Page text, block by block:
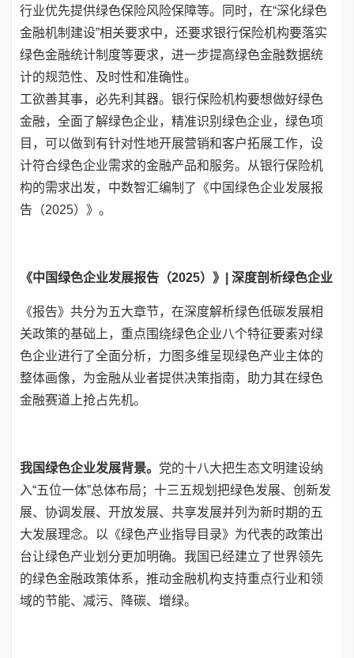
行业优先提供绿色保险风险保障等。同时，在“深化绿色
金融机制建设”相关要求中，还要求银行保险机构要落实
绿色金融统计制度等要求，进一步提高绿色金融数据统
计的规范性、及时性和准确性。
工欲善其事，必先利其器。银行保险机构要想做好绿色
金融，全面了解绿色企业，精准识别绿色企业，绿色项
目，可以做到有针对性地开展营销和客户拓展工作，设
计符合绿色企业需求的金融产品和服务。从银行保险机
构的需求出发，中数智汇编制了《中国绿色企业发展报
告（2025）》。
《中国绿色企业发展报告（2025）》| 深度剖析绿色企业
《报告》共分为五大章节，在深度解析绿色低碳发展相
关政策的基础上，重点围绕绿色企业八个特征要素对绿
色企业进行了全面分析，力图多维呈现绿色产业主体的
整体画像，为金融从业者提供决策指南，助力其在绿色
金融赛道上抢占先机。
我国绿色企业发展背景。 党的十八大把生态文明建设纳
入“五位一体”总体布局；十三五规划把绿色发展、创新发
展、协调发展、开放发展、共享发展并列为新时期的五
大发展理念。以《绿色产业指导目录》为代表的政策出
台让绿色产业划分更加明确。我国已经建立了世界领先
的绿色金融政策体系，推动金融机构支持重点行业和领
域的节能、减污、降碳、增绿。